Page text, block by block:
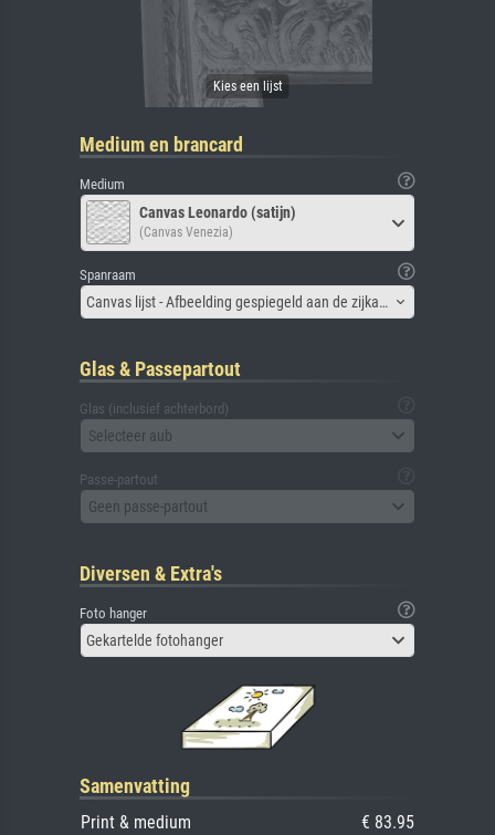
Medium en brancard
Medium
Canvas Leonardo (satijn)
(Canvas Venezia)
Spanraam
Canvas lijst - Afbeelding gespiegeld aan de zijkant
Glas & Passepartout
Glas (inclusief achterbord)
Selecteer aub
Passe-partout
Geen passe-partout
Diversen & Extra's
Foto hanger
Gekartelde fotohanger
Samenvatting
Print & medium
€ 83.95